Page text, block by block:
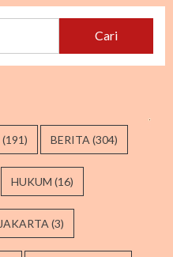
(191) BERITA (304)
HUKUM (16)
JAKARTA (3)